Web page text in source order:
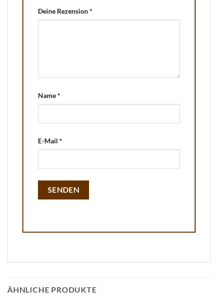
Deine Rezension*
Name*
E-Mail *
ÄHNLICHE PRODUKTE